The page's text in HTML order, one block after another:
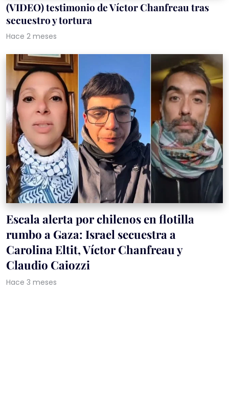
(VIDEO) testimonio de Víctor Chanfreau tras
secuestro y tortura
Hace 2 meses
Escala alerta por chilenos en flotilla
rumbo a Gaza: Israel secuestra a
Carolina Eltit, Víctor Chanfreau y
Claudio Caiozzi
Hace 3 meses